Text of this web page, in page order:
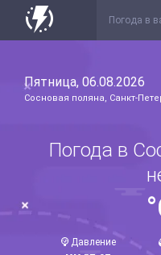
Пятница, 06.08.2026
Сосновая поляна, Санкт-
Погода в
Давление